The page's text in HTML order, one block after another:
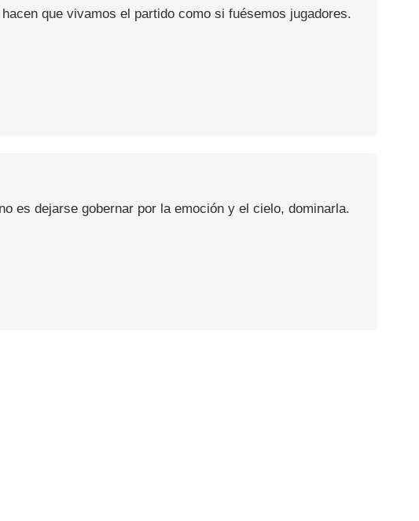
que vivamos el partido como si fuésemos jugadores.
es dejarse gobernar por la emoción y el cielo, dominarla.